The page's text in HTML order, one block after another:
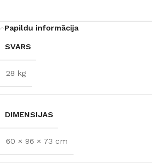
Papildu informācija
SVARS
28 kg
DIMENSIJAS
60 × 96 × 73 cm